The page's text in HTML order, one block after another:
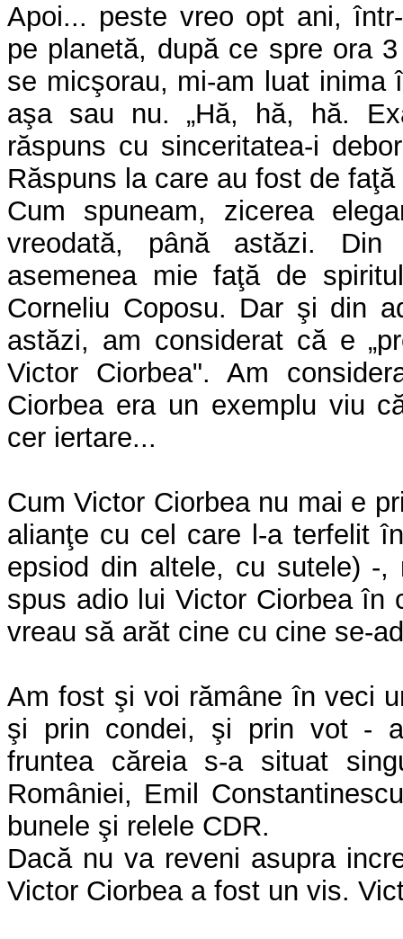
Apoi... peste vreo opt ani,
pe planetă, după ce spre ora
se micşorau, mi-am luat
aşa sau nu. „Hă, hă, hă.
răspuns cu sinceritatea-i
Răspuns la care au fost de
Cum spuneam, zicerea
vreodată, până astăzi.
asemenea mie faţă de
Corneliu Coposu. Dar şi din
astăzi, am considerat că e
Victor Ciorbea". Am
Ciorbea era un exemplu viu
cer iertare...
Cum Victor Ciorbea nu mai e
alianţe cu cel care l-a terfelit
epsiod din altele, cu sutele) -
spus adio lui Victor Ciorbea în
vreau să arăt cine cu cine se-
Am fost şi voi rămâne în veci
şi prin condei, şi prin vot -
fruntea căreia s-a situat
României, Emil
bunele şi relele CDR.
Dacă nu va reveni asupra
Victor Ciorbea a fost un vis.